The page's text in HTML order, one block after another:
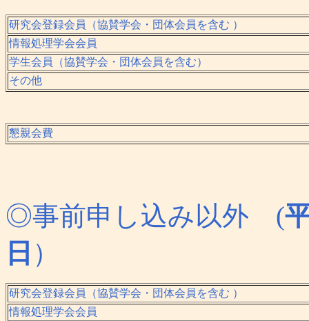
研究会登録会員（協賛学会・団体会員を含む ）
情報処理学会会員
学生会員（協賛学会・団体会員を含む）
その他
懇親会費
◎事前申し込み以外 (
日 ）
研究会登録会員（協賛学会・団体会員を含む ）
情報処理学会会員